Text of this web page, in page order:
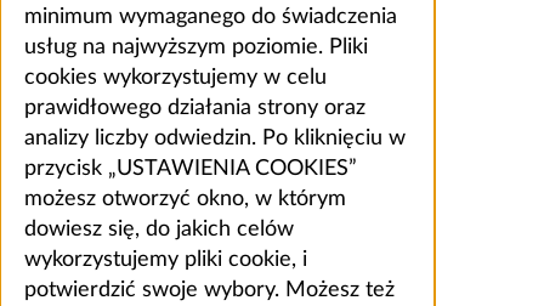
minimum wymaganego do świadczenia
usług na najwyższym poziomie. Pliki
cookies wykorzystujemy w celu
prawidłowego działania strony oraz
analizy liczby odwiedzin. Po kliknięciu w
przycisk „USTAWIENIA COOKIES”
możesz otworzyć okno, w którym
dowiesz się, do jakich celów
wykorzystujemy pliki cookie, i
potwierdzić swoje wybory. Możesz też